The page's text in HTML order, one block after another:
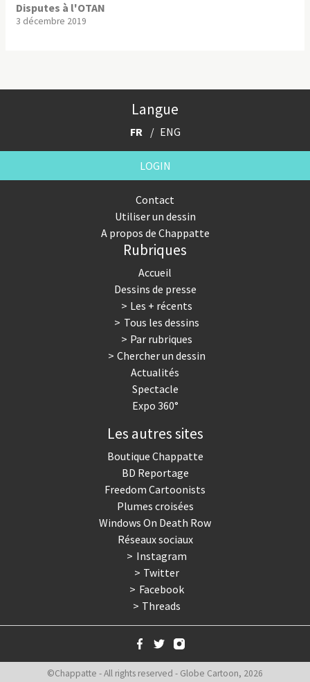
Disputes à l'OTAN
3 décembre 2019
Langue
FR ENG
LOGIN
Contact
Utiliser un dessin
A propos de Chappatte
Rubriques
Accueil
Dessins de presse
Les + récents
Tous les dessins
Par rubriques
Chercher un dessin
Actualités
Spectacle
Expo 360°
Les autres sites
Boutique Chappatte
BD Reportage
Freedom Cartoonists
Plumes croisées
Windows On Death Row
Réseaux sociaux
Instagram
Twitter
Facebook
Threads
©Chappatte - All rights reserved - Globe Cartoon, 2026